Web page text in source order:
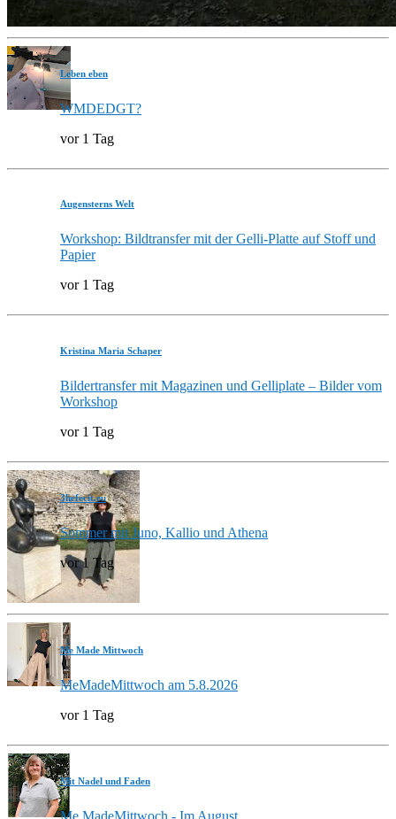
Leben eben
WMDEDGT?
vor 1 Tag
Augensterns Welt
Workshop: Bildtransfer mit der Gelli-Platte auf Stoff und
Papier
vor 1 Tag
Kristina Maria Schaper
Bildertransfer mit Magazinen und Gelliplate – Bilder vom
Workshop
vor 1 Tag
3hefecit.eu
Sommer mit Juno, Kallio und Athena
vor 1 Tag
Me Made Mittwoch
MeMadeMittwoch am 5.8.2026
vor 1 Tag
Mit Nadel und Faden